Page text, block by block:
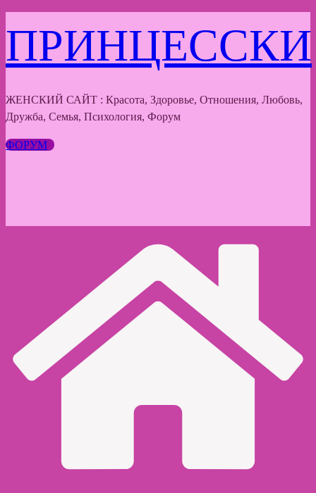
к
содержимому
ПРИНЦЕССКИ
ЖЕНСКИЙ САЙТ : Красота, Здоровье, Отношения, Любовь,
Дружба, Семья, Психология, Форум
ФОРУМ